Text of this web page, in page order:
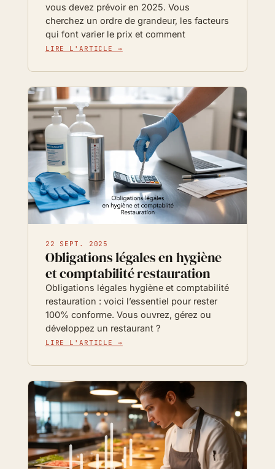
vous devez prévoir en 2025. Vous
cherchez un ordre de grandeur, les facteurs
qui font varier le prix et comment
LIRE L'ARTICLE →
22 SEPT. 2025
Obligations légales en hygiène
et comptabilité restauration
Obligations légales hygiène et comptabilité
restauration : voici l’essentiel pour rester
100% conforme. Vous ouvrez, gérez ou
développez un restaurant ?
LIRE L'ARTICLE →